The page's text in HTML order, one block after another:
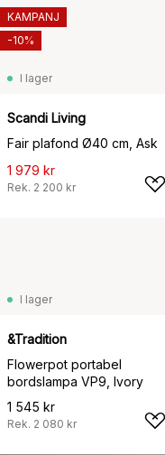
I lager
Scandi Living
Fair plafond Ø40 cm, Ask
1 979 kr
Rek. 2 200 kr
KAMPANJ
-10%
I lager
&Tradition
Flowerpot portabel
bordslampa VP9, Ivory
1 545 kr
Rek. 2 080 kr